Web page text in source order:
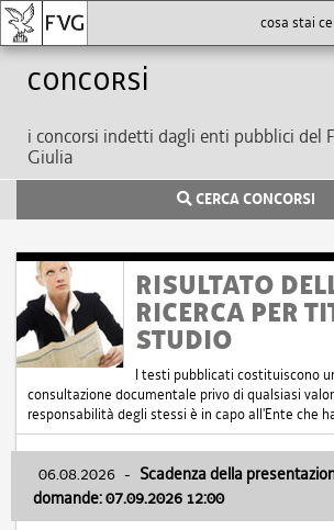
Concorsi
i concorsi indetti dagli enti pubblici del
Giulia
CERCA CONCORSI
RISULTATO
RICERCA PER
STUDIO
I testi pubblicati costituiscono
consultazione documentale privo di qualsiasi
responsabilità degli stessi è in capo all'Ente che
06.08.2026 - Scadenza della
domande: 07.09.2026 12:00